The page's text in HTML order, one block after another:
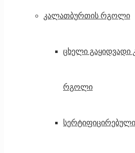
კალათბურთის რგოლი
ცხელი
რგოლი